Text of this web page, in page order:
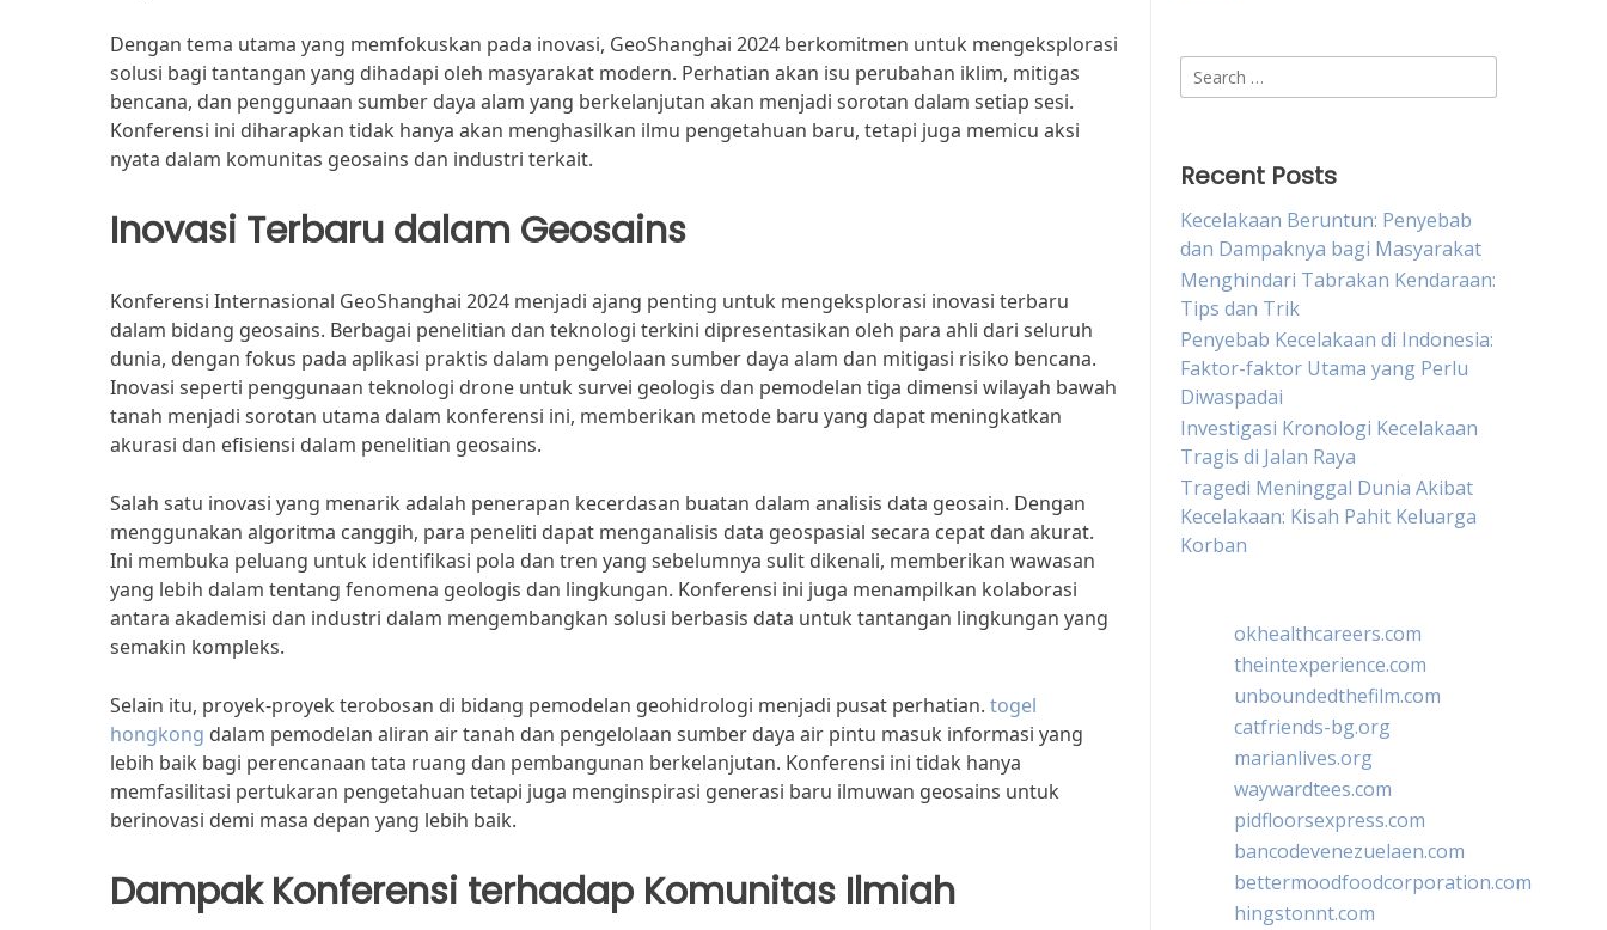
Dengan tema utama yang memfokuskan pada inovasi, GeoShanghai 2024 berkomitmen untuk mengeksplorasi
solusi bagi tantangan yang dihadapi oleh masyarakat modern. Perhatian akan isu perubahan iklim, mitigas
bencana, dan penggunaan sumber daya alam yang berkelanjutan akan menjadi sorotan dalam setiap sesi.
Konferensi ini diharapkan tidak hanya akan menghasilkan ilmu pengetahuan baru, tetapi juga memicu aksi
nyata dalam komunitas geosains dan industri terkait.
Inovasi Terbaru dalam Geosains
Konferensi Internasional GeoShanghai 2024 menjadi ajang penting untuk mengeksplorasi inovasi terbaru
dalam bidang geosains. Berbagai penelitian dan teknologi terkini dipresentasikan oleh para ahli dari seluruh
dunia, dengan fokus pada aplikasi praktis dalam pengelolaan sumber daya alam dan mitigasi risiko bencana.
Inovasi seperti penggunaan teknologi drone untuk survei geologis dan pemodelan tiga dimensi wilayah bawah
tanah menjadi sorotan utama dalam konferensi ini, memberikan metode baru yang dapat meningkatkan
akurasi dan efisiensi dalam penelitian geosains.
Salah satu inovasi yang menarik adalah penerapan kecerdasan buatan dalam analisis data geosain. Dengan
menggunakan algoritma canggih, para peneliti dapat menganalisis data geospasial secara cepat dan akurat.
Ini membuka peluang untuk identifikasi pola dan tren yang sebelumnya sulit dikenali, memberikan wawasan
yang lebih dalam tentang fenomena geologis dan lingkungan. Konferensi ini juga menampilkan kolaborasi
antara akademisi dan industri dalam mengembangkan solusi berbasis data untuk tantangan lingkungan yang
semakin kompleks.
Selain itu, proyek-proyek terobosan di bidang pemodelan geohidrologi menjadi pusat perhatian. togel
hongkong dalam pemodelan aliran air tanah dan pengelolaan sumber daya air pintu masuk informasi yang
lebih baik bagi perencanaan tata ruang dan pembangunan berkelanjutan. Konferensi ini tidak hanya
memfasilitasi pertukaran pengetahuan tetapi juga menginspirasi generasi baru ilmuwan geosains untuk
berinovasi demi masa depan yang lebih baik.
Dampak Konferensi terhadap Komunitas Ilmiah
Search
for:
Recent Posts
Kecelakaan Beruntun: Penyebab
dan Dampaknya bagi Masyarakat
Menghindari Tabrakan Kendaraan:
Tips dan Trik
Penyebab Kecelakaan di Indonesia:
Faktor-faktor Utama yang Perlu
Diwaspadai
Investigasi Kronologi Kecelakaan
Tragis di Jalan Raya
Tragedi Meninggal Dunia Akibat
Kecelakaan: Kisah Pahit Keluarga
Korban
okhealthcareers.com
theintexperience.com
unboundedthefilm.com
catfriends-bg.org
marianlives.org
waywardtees.com
pidfloorsexpress.com
bancodevenezuelaen.com
bettermoodfoodcorporation.com
hingstonnt.com